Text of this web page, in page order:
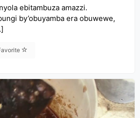
ebitambuza amazzi.
by’obuyamba era obuwewe,